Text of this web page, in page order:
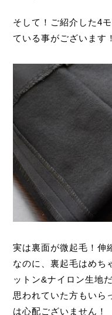
そして！ご紹介した4
ている事がございます！
実は裏面が微起毛！伸
なのに、裏起毛はめち
ットン&ナイロン生地
思われていた方もいら
は心配ございません！